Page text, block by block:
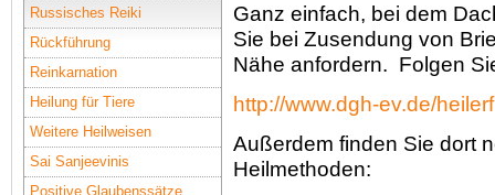
Russisches Reiki
Rückführung
Reinkarnation
Heilung für Tiere
Weitere Heilweisen
Sai Sanjeevinis
Positive Glaubenssätze
Ganz einfach, bei dem
Sie bei Zusendung von
Nähe anfordern. Folgen
http://www.dgh-ev.de/
Außerdem finden Sie dort
Heilmethoden: